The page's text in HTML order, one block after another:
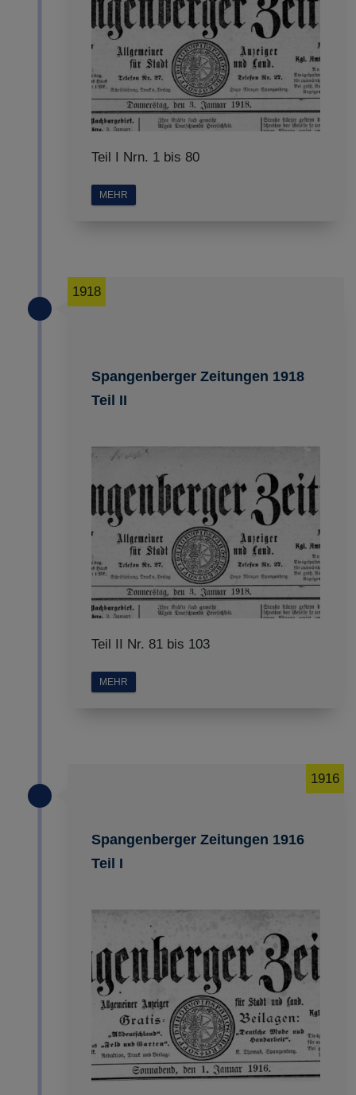
Teil I Nrn. 1 bis 80
MEHR
Spangenberger Zeitungen 1918
Teil II
1918
Teil II Nr. 81 bis 103
MEHR
Spangenberger Zeitungen 1916
Teil I
1916